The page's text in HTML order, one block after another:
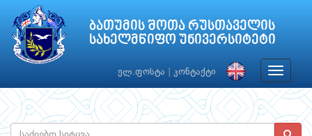
ბათუმის შოთა რუსთაველის
სახელმწიფო უნივერსიტეტი
ელ.ფოსტა კონტაქტი
Toggle